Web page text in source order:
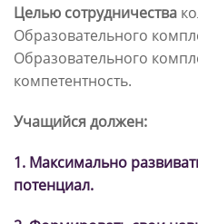
Целью сотрудничества
Образовательного
Образовательного
компетентность.
Учащийся должен:
1. Максимально
потенциал.